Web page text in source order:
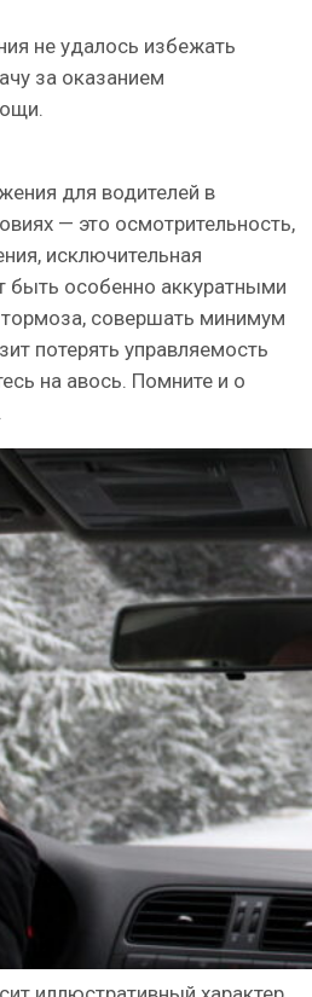
не удалось избежать
за оказанием
для водителей в
— это осмотрительность,
исключительная
быть особенно аккуратными
совершать минимум
потерять управляемость
на авось. Помните и о